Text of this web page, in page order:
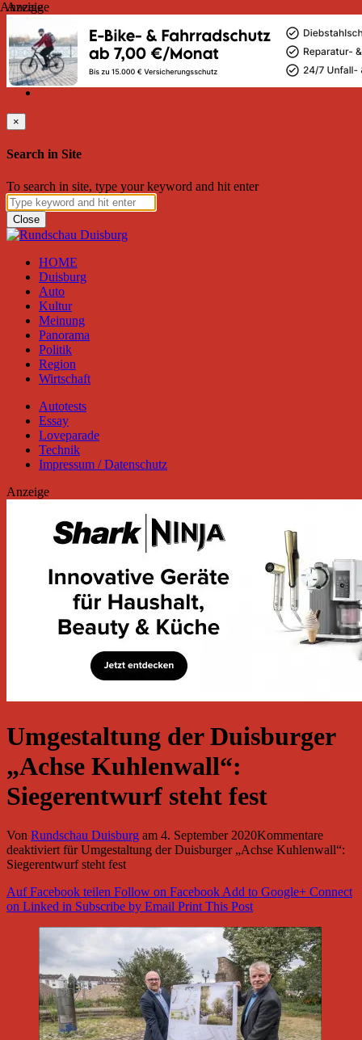
Montag, August 10, 2026
Friend on Facebook Follow on Twitter
Subscribe to RSS
Search
×
Search in Site
To search in site, type your keyword and hit enter
Close
HOME
Duisburg
Auto
Kultur
Meinung
Panorama
Politik
Region
Wirtschaft
Autotests
Essay
Loveparade
Technik
Impressum / Datenschutz
Anzeige
Umgestaltung der Duisburger
„Achse Kuhlenwall“:
Siegerentwurf steht fest
Von Rundschau Duisburg am 4. September 2020Kommentare
deaktiviertfür Umgestaltung der Duisburger „Achse Kuhlenwall“:
Siegerentwurf steht fest
Auf Facebook teilen Follow on FacebookAdd to Google+ Connect
on Linked in Subscribe by Email Print This Post
Anzeige
Anzeige